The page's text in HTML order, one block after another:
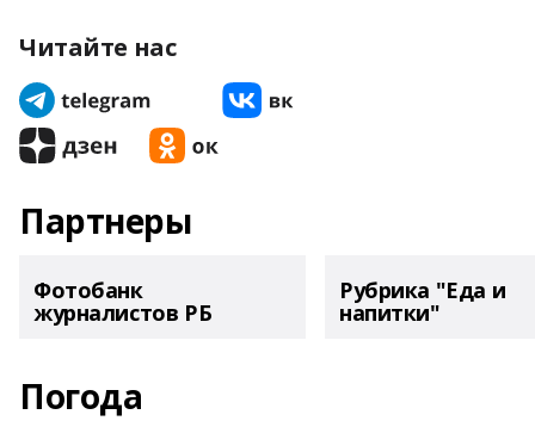
Читайте нас
Партнеры
Фотобанк
журналистов РБ
Рубрика "Еда и
напитки"
Погода